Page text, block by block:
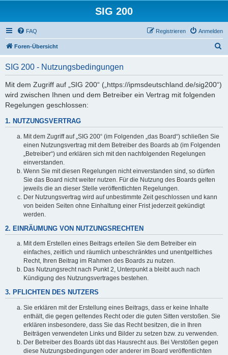
SIG 200
FAQ Anmelden
Registrieren
Foren-Übersicht
SIG 200 - Nutzungsbedingungen
Mit dem Zugriff auf „SIG 200“ („https://ipmsdeutschland.de/sig200“)
wird zwischen Ihnen und dem Betreiber ein Vertrag mit folgenden
Regelungen geschlossen:
1. NUTZUNGSVERTRAG
Mit dem Zugriff auf „SIG 200“ (im Folgenden „das Board“) schließen Sie
einen Nutzungsvertrag mit dem Betreiber des Boards ab (im Folgenden
„Betreiber“) und erklären sich mit den nachfolgenden Regelungen
einverstanden.
Wenn Sie mit diesen Regelungen nicht einverstanden sind, so dürfen
Sie das Board nicht weiter nutzen. Für die Nutzung des Boards gelten
jeweils die an dieser Stelle veröffentlichten Regelungen.
Der Nutzungsvertrag wird auf unbestimmte Zeit geschlossen und kann
von beiden Seiten ohne Einhaltung einer Frist jederzeit gekündigt
werden.
2. EINRÄUMUNG VON NUTZUNGSRECHTEN
Mit dem Erstellen eines Beitrags erteilen Sie dem Betreiber ein
einfaches, zeitlich und räumlich unbeschränktes und unentgeltliches
Recht, Ihren Beitrag im Rahmen des Boards zu nutzen.
Das Nutzungsrecht nach Punkt 2, Unterpunkt a bleibt auch nach
Kündigung des Nutzungsvertrages bestehen.
3. PFLICHTEN DES NUTZERS
Sie erklären mit der Erstellung eines Beitrags, dass er keine Inhalte
enthält, die gegen geltendes Recht oder die guten Sitten verstoßen. Sie
erklären insbesondere, dass Sie das Recht besitzen, die in Ihren
Beiträgen verwendeten Links und Bilder zu setzen bzw. zu verwenden.
Der Betreiber des Boards übt das Hausrecht aus. Bei Verstößen gegen
diese Nutzungsbedingungen oder anderer im Board veröffentlichten